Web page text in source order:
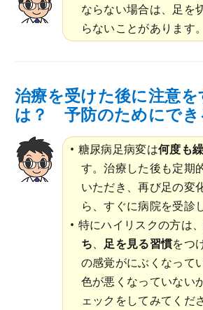
ならない場合は、足を
らないことがあります。
治療を受けた後に注意を
は？ 予防のためにでき
糖尿病足病変は何度も
す。治療した後も定期
いただき、再び足の変
ら、すぐに病院を受診
特にハイリスクの方は、
ち、 足を見る習慣をつ
の感覚がにぶくなって
色が悪くなっていない
ェックをしてみてくだ